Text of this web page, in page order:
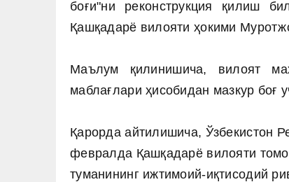
боғи"ни реконструкция қилиш
Қашқадарё вилояти ҳокими
Маълум қилинишича,
вилоят
маблағлари ҳисобидан мазкур боғ
Қарорда айтилишича, Ўзбекистон
февралда Қашқадарё вилояти
туманининг ижтимоий-иқтисодий